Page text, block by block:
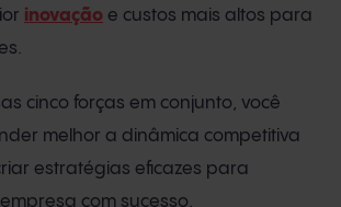
inovação e custos mais altos para
cinco forças em conjunto, você
melhor a dinâmica competitiva
estratégias eficazes para
com sucesso.